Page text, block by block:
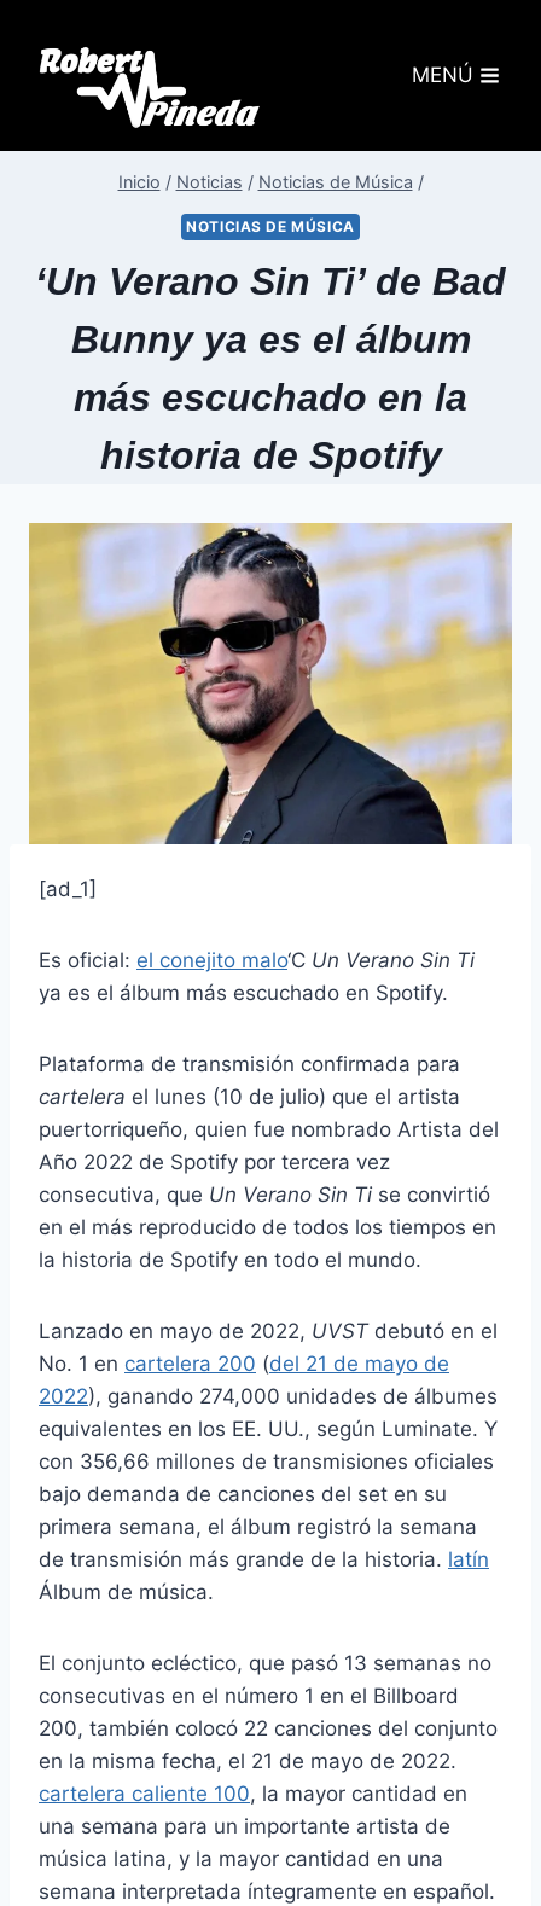
MENÚ
Inicio / Noticias / Noticias de Música /
NOTICIAS DE MÚSICA
‘Un Verano Sin Ti’ de Bad
Bunny ya es el álbum
más escuchado en la
historia de Spotify
[ad_1]
Es oficial: el conejito malo‘C Un Verano Sin Ti
ya es el álbum más escuchado en Spotify.
Plataforma de transmisión confirmada para
cartelera el lunes (10 de julio) que el artista
puertorriqueño, quien fue nombrado Artista del
Año 2022 de Spotify por tercera vez
consecutiva, que Un Verano Sin Ti se convirtió
en el más reproducido de todos los tiempos en
la historia de Spotify en todo el mundo.
Lanzado en mayo de 2022, UVSTdebutó en el
No. 1 en cartelera 200 (del 21 de mayo de
2022), ganando 274,000 unidades de álbumes
equivalentes en los EE. UU., según Luminate. Y
con 356,66 millones de transmisiones oficiales
bajo demanda de canciones del set en su
primera semana, el álbum registró la semana
de transmisión más grande de la historia. latín
Álbum de música.
El conjunto ecléctico, que pasó 13 semanas no
consecutivas en el número 1 en el Billboard
200, también colocó 22 canciones del conjunto
en la misma fecha, el 21 de mayo de 2022.
cartelera caliente 100, la mayor cantidad en
una semana para un importante artista de
música latina, y la mayor cantidad en una
semana interpretada íntegramente en español.